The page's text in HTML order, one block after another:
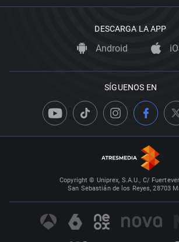
DESCARGA LA APP
Android
SÍGUENOS EN
Copyright © Uniprex, S.A.U., C/
San Sebastián de los Reyes, 28703